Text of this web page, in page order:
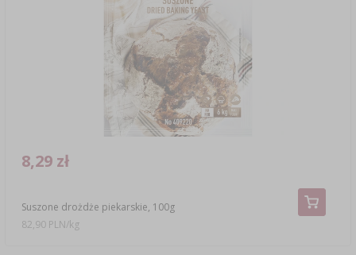
Suszone drożdże piekarskie, 100g
8,29 zł
82,90 PLN/kg